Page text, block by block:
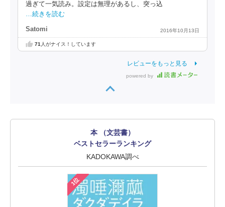
過ぎて一気読み。設定は無理があるし、突っ込
…続きを読む
Satomi 2016年10月13日
71 人がナイス！しています
レビューをもっと見る
powered by
本 （文芸書）
ベストセラーランキング
KADOKAWA調べ
1位